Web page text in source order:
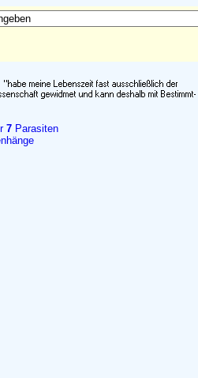
7 Parasiten